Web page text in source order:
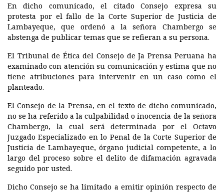
En dicho comunicado, el citado Consejo expresa su
protesta por el fallo de la Corte Superior de Justicia de
Lambayeque, que ordenó a la señora Chambergo se
abstenga de publicar temas que se refieran a su persona.
El Tribunal de Ética del Consejo de Ja Prensa Peruana ha
examinado con atención su comunicación y estima que no
tiene atribuciones para intervenir en un caso como el
planteado.
El Consejo de la Prensa, en el texto de dicho comunicado,
no se ha referido a la culpabilidad o inocencia de la señora
Chambergo, la cual será determinada por el Octavo
Juzgado Especializado en lo Penal de la Corte Superior de
Justicia de Lambayeque, órgano judicial competente, a lo
largo del proceso sobre el delito de difamación agravada
seguido por usted.
Dicho Consejo se ha limitado a emitir opinión respecto de